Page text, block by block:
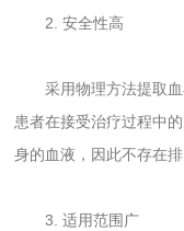
2. 安全性高
采用物理方法提取血
患者在接受治疗过程中
身的血液，因此不存在排
3. 适用范围广